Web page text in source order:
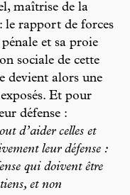
maîtrise de la
le rapport de forces
et sa proie
sociale de cette
devient alors une
Et pour
défense :
d’aider celles et
leur défense :
qui doivent être
et non